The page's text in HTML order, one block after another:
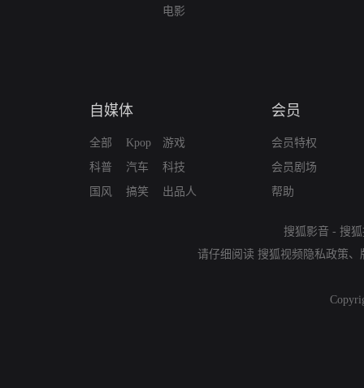
电影
自媒体
全部
科普
国风
Kpop
汽车
搞笑
游戏
科技
出品人
会员
会员特权
会员剧场
帮助
搜狐影音 - 搜
请仔细阅读 搜狐视频隐私政策、